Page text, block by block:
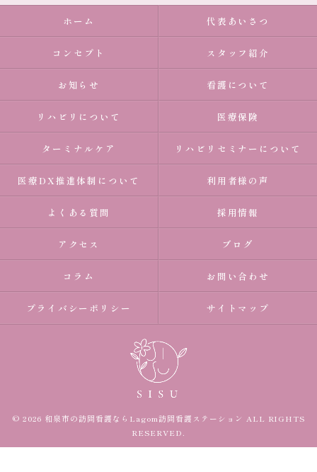
ホーム 代表あいさつ
コンセプト スタッフ紹介
お知らせ 看護について
リハビリについて 医療保険
ターミナルケア リハビリセミナーについて
医療DX推進体制について 利用者様の声
よくある質問 採用情報
アクセス ブログ
コラム お問い合わせ
プライバシーポリシー サイトマップ
© 2026 和泉市の訪問看護ならLagom訪問看護ステーション ALL RIGHTS
RESERVED.